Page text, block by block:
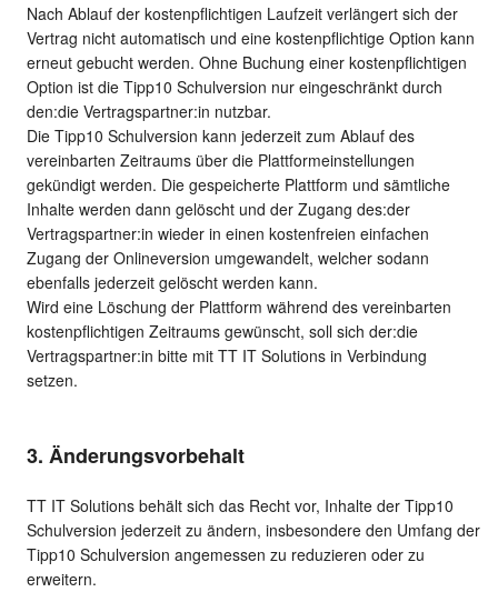
Nach Ablauf der kostenpflichtigen Laufzeit verlängert sich der
Vertrag nicht automatisch und eine kostenpflichtige Option kann
erneut gebucht werden. Ohne Buchung einer kostenpflichtigen
Option ist die Tipp10 Schulversion nur eingeschränkt durch
den:die Vertragspartner:in nutzbar.
Die Tipp10 Schulversion kann jederzeit zum Ablauf des
vereinbarten Zeitraums über die Plattformeinstellungen
gekündigt werden. Die gespeicherte Plattform und sämtliche
Inhalte werden dann gelöscht und der Zugang des:der
Vertragspartner:in wieder in einen kostenfreien einfachen
Zugang der Onlineversion umgewandelt, welcher sodann
ebenfalls jederzeit gelöscht werden kann.
Wird eine Löschung der Plattform während des vereinbarten
kostenpflichtigen Zeitraums gewünscht, soll sich der:die
Vertragspartner:in bitte mit TT IT Solutions in Verbindung
setzen.
3. Änderungsvorbehalt
TT IT Solutions behält sich das Recht vor, Inhalte der Tipp10
Schulversion jederzeit zu ändern, insbesondere den Umfang der
Tipp10 Schulversion angemessen zu reduzieren oder zu
erweitern.